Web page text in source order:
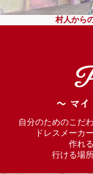
村人から
〜 マイ
自分のためのこだ
ドレスメーカ
作れ
行ける場